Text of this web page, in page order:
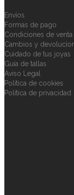
Envíos
Formas de pago
Condiciones de venta
Cambios y
Cuidado de tus joyas
Guía de tallas
Aviso Legal
Política de cookies
Política de privacidad